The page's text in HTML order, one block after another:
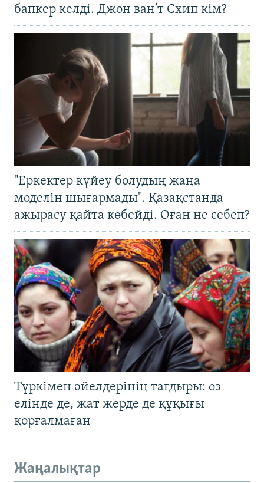
бапкер келді. Джон ван’т Схип кім?
"Еркектер күйеу болудың жаңа
моделін шығармады". Қазақстанда
ажырасу қайта көбейді. Оған не себеп?
Түркімен әйелдерінің тағдыры: өз
елінде де, жат жерде де құқығы
қорғалмаған
Жаңалықтар